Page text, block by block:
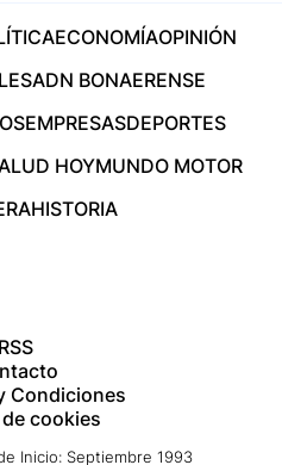
ECONOMÍAOPINIÓN
ADN BONAERENSE
EMPRESASDEPORTES
HOYMUNDO MOTOR
HISTORIA
RSS
Condiciones
cookies
Inicio: Septiembre 1993